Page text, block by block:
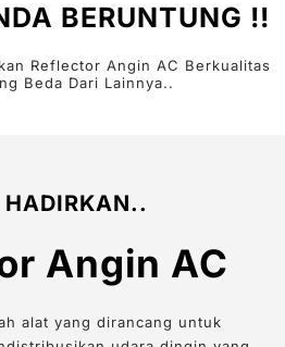
BERUNTUNG !!
Reflector Angin AC Berkualitas
Beda Dari Lainnya..
Angin AC
alat yang dirancang untuk